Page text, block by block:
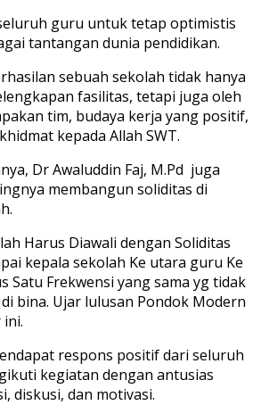
guru untuk tetap optimistis
tantangan dunia pendidikan.
sebuah sekolah tidak hanya
fasilitas, tetapi juga oleh
tim, budaya kerja yang positif,
kepada Allah SWT.
Dr Awaluddin Faj, M.Pd juga
membangun soliditas di
Harus Diawali dengan Soliditas
kepala sekolah Ke utara guru Ke
Satu Frekwensi yang sama yg tidak
bina. Ujar lulusan Pondok Modern
respons positif dari seluruh
kegiatan dengan antusias
diskusi, dan motivasi.